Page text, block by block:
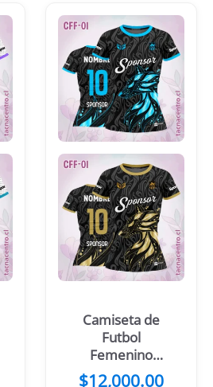
Camiseta de
Futbol
Femenino
Lobo Celeste
$12,000.00